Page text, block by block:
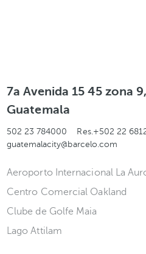
7a Avenida 15 45 zona
Guatemala
502 23 784000
Res.+502 22
guatemalacity@barcelo.com
Aeroporto Internacional La
Centro Comercial Oakland
Clube de Golfe Maia
Lago Attilam